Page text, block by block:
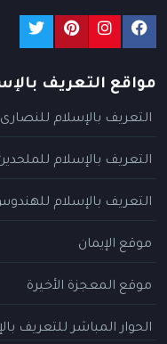
مواقع التعريف
التعريف بالإسلام للنصارى
التعريف بالإسلام
التعريف بالإسلام
موقع الإيمان
موقع المعجزة الأخيرة
الحوار المباشر للتعريف